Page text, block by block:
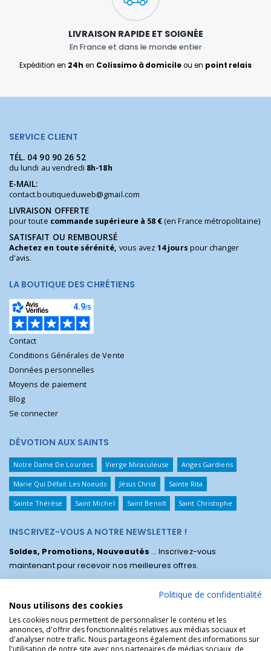
LIVRAISON RAPIDE ET SOIGNÉE
En France et dans le monde entier
Expédition en 24h en Colissimo à domicileou en point relais
SERVICE CLIENT
TÉL. 04 90 90 26 52
du lundi au vendredi 8h-18h
E-MAIL:
contact.boutiqueduweb@gmail.com
LIVRAISON OFFERTE
pour toute commande supérieure à 58 €(en France métropolitaine)
SATISFAIT OU REMBOURSÉ
Achetez en toute sérénité, vous avez14 jours pour changer
d'avis.
LA BOUTIQUE DES CHRÉTIENS
Contact
Conditions Générales de Vente
Données personnelles
Moyens de paiement
Blog
Se connecter
DÉVOTION AUX SAINTS
Notre Dame De Lourdes Vierge Miraculeuse Anges Gardiens
Marie Qui Défait Les Noeuds Jésus Christ Sainte Rita
Sainte Thérèse Saint Michel Saint Benoît Saint Christophe
INSCRIVEZ-VOUS A NOTRE NEWSLETTER !
Soldes, Promotions, Nouveautés ... Inscrivez-vous
maintenant pour recevoir nos meilleures offres.
Politique de confidentialité
Nous utilisons des cookies
Les cookies nous permettent de personnaliser le contenu et les
annonces, d'offrir des fonctionnalités relatives aux médias sociaux et
d'analyser notre trafic. Nous partageons également des informations sur
l'utilisation de notre site avec nos partenaires de médias sociaux, de